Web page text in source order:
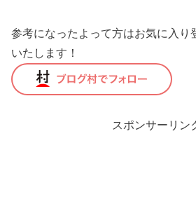
参考になったよって方はお気に入り
いたします！
スポンサーリン